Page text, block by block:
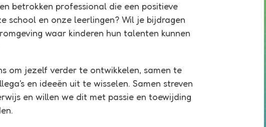
betrokken professional die een positieve
school en onze leerlingen? Wil je bijdragen
waar kinderen hun talenten kunnen
om jezelf verder te ontwikkelen, samen te
en ideeën uit te wisselen. Samen streven
en willen we dit met passie en toewijding